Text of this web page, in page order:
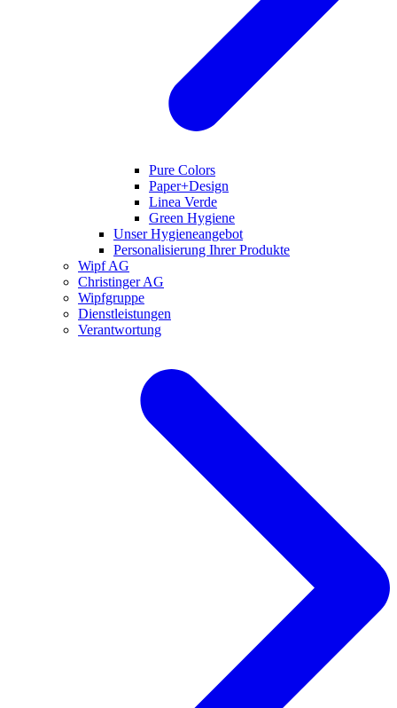
Pure Colors
Paper+Design
Linea Verde
Green Hygiene
Unser Hygieneangebot
Personalisierung Ihrer Produkte
Wipf AG
Christinger AG
Wipfgruppe
Dienstleistungen
Verantwortung